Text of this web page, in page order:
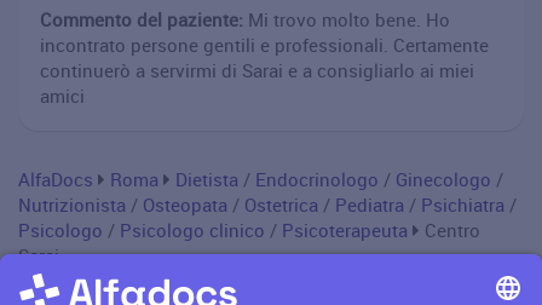
Commento del paziente: Mi trovo molto bene. Ho
incontrato persone gentili e professionali. Certamente
continuerò a servirmi di Sarai e a consigliarlo ai miei
amici
AlfaDocs Roma Dietista / Endocrinologo / Ginecologo /
Nutrizionista / Osteopata / Ostetrica / Pediatra / Psichiatra /
Psicologo / Psicologo clinico / Psicoterapeuta
Centro
Sarai